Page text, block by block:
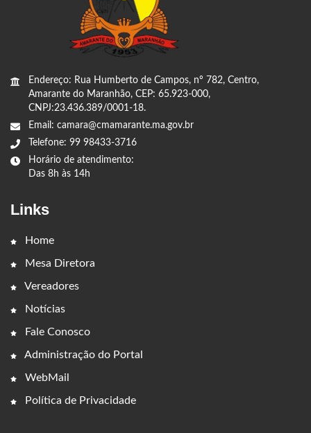
Endereço: Rua Humberto de Campos, nº 782, Centro,
Amarante do Maranhão, CEP: 65.923-000,
CNPJ:23.436.389/0001-18.
Email: camara@cmamarante.ma.gov.br
Telefone: 99 98433-3716
Horário de atendimento:
Das 8h às 14h
Links
Home
Mesa Diretora
Vereadores
Notícias
Fale Conosco
Administração do Portal
WebMail
Política de Privacidade